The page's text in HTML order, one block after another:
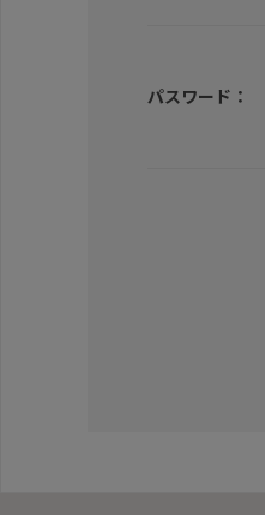
パスワード：